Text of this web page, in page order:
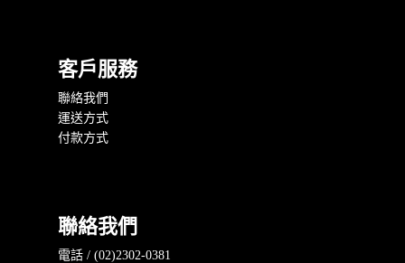
客戶服務
聯絡我們
運送方式
付款方式
聯絡我們
電話 / (02)2302-0381